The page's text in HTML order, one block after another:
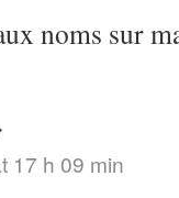
noms sur
17 h 09 min